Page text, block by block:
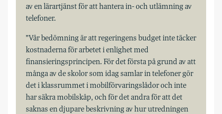
av en lärartjänst för att hantera in- och utlämning av
telefoner.
”Vår bedömning är att regeringens budget inte täcker
kostnaderna för arbetet i enlighet med
finansieringsprincipen. För det första på grund av att
många av de skolor som idag samlar in telefoner gör
det i klassrummet i mobilförvaringslådor och inte
har säkra mobilskåp, och för det andra för att det
saknas en djupare beskrivning av hur utredningen